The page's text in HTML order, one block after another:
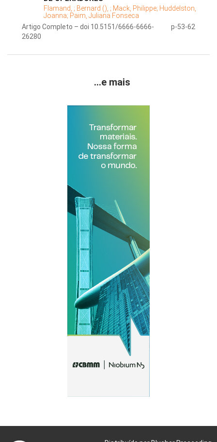
Flamand, ; Bernard (), ; Mack, Philippe; Huddelston,
Joanna; Paim, Juliana Fonseca
Artigo Completo – doi 10.5151/6666-6666-
26280
p-53-62
...e mais